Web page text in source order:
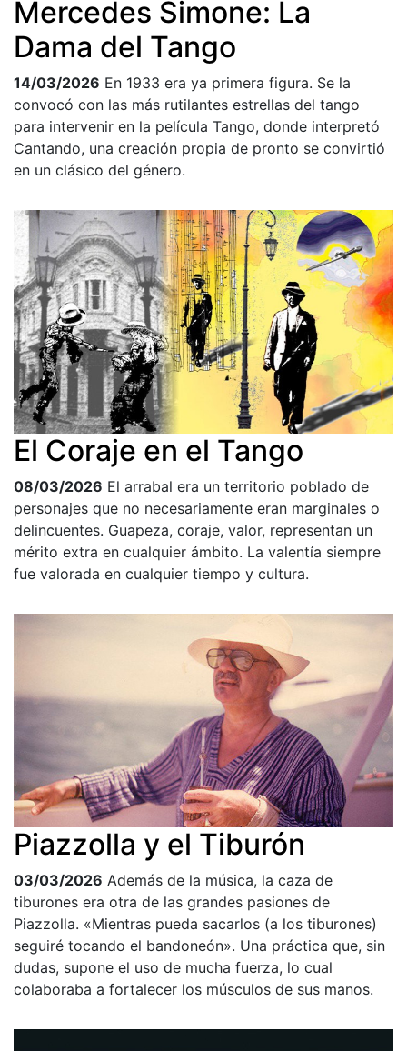
Mercedes Simone: La
Dama del Tango
14/03/2026 En 1933 era ya primera figura. Se la
convocó con las más rutilantes estrellas del tango
para intervenir en la película Tango, donde interpretó
Cantando, una creación propia de pronto se convirtió
en un clásico del género.
El Coraje en el Tango
08/03/2026 El arrabal era un territorio poblado de
personajes que no necesariamente eran marginales o
delincuentes. Guapeza, coraje, valor, representan un
mérito extra en cualquier ámbito. La valentía siempre
fue valorada en cualquier tiempo y cultura.
Piazzolla y el Tiburón
03/03/2026 Además de la música, la caza de
tiburones era otra de las grandes pasiones de
Piazzolla. «Mientras pueda sacarlos (a los tiburones)
seguiré tocando el bandoneón». Una práctica que, sin
dudas, supone el uso de mucha fuerza, lo cual
colaboraba a fortalecer los músculos de sus manos.